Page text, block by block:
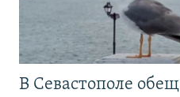
В Севастополе